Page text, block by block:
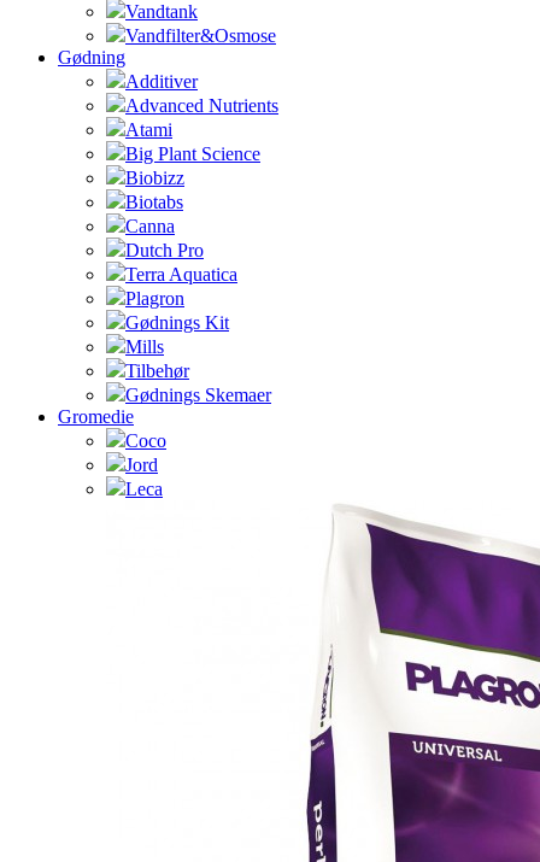
Vandtank
Vandfilter&Osmose
Gødning
Additiver
Advanced Nutrients
Atami
Big Plant Science
Biobizz
Biotabs
Canna
Dutch Pro
Terra Aquatica
Plagron
Gødnings Kit
Mills
Tilbehør
Gødnings Skemaer
Gromedie
Coco
Jord
Leca